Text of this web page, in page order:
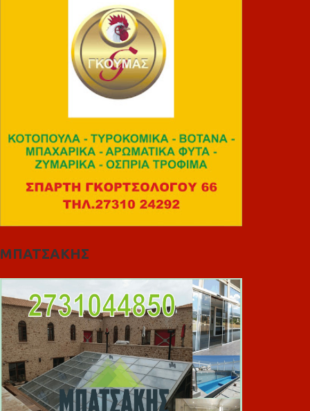
ΜΠΑΤΣΑΚΗΣ